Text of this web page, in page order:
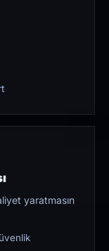
yaratmasın